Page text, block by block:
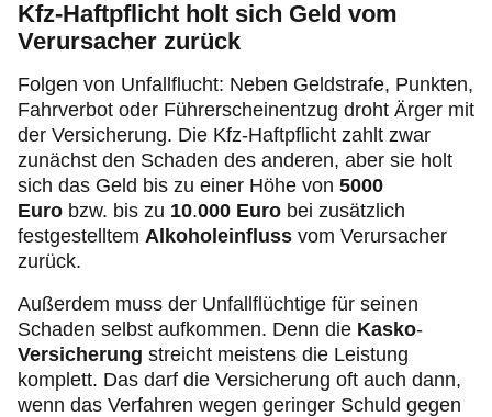
Kfz-Haftpflicht holt sich Geld vom
Verursacher zurück
Folgen von Unfallflucht: Neben Geldstrafe, Punkten,
Fahrverbot oder Führerscheinentzug droht Ärger mit
der Versicherung. Die Kfz-Haftpflicht zahlt zwar
zunächst den Schaden des anderen, aber sie holt
sich das Geld bis zu einer Höhe von 5000
Euro bzw. bis zu 10.000 Euro bei zusätzlich
festgestelltem Alkoholeinfluss vom Verursacher
zurück.
Außerdem muss der Unfallflüchtige für seinen
Schaden selbst aufkommen. Denn die Kasko-
Versicherung streicht meistens die Leistung
komplett. Das darf die Versicherung oft auch dann,
wenn das Verfahren wegen geringer Schuld gegen